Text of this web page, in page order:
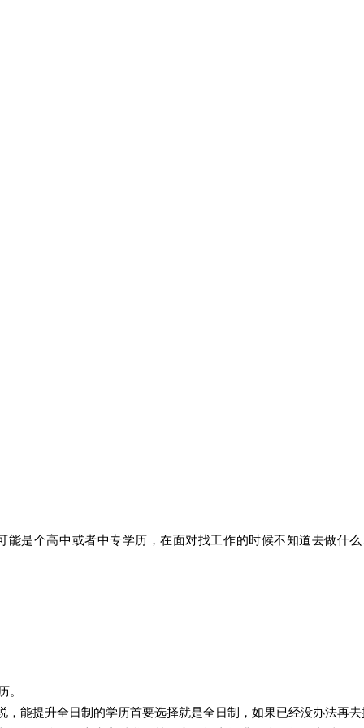
能是个高中或者中专学历，在面对找工作的时候不知道去做什
。
能提升全日制的学历首要选择就是全日制，如果已经没办法再